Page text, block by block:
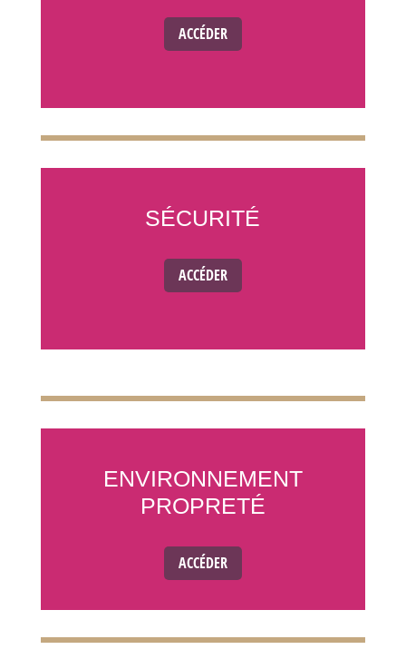
ACCÉDER
SÉCURITÉ
ACCÉDER
ENVIRONNEMENT
PROPRETÉ
ACCÉDER